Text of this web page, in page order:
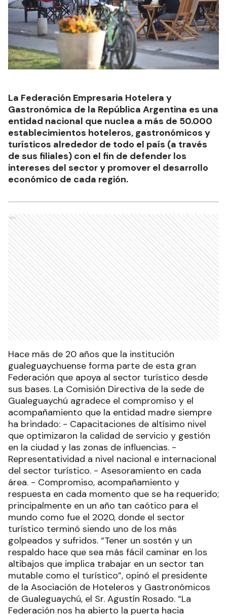
La Federación Empresaria Hotelera y
Gastronómica de la República Argentina es una
entidad nacional que nuclea a más de 50.000
establecimientos hoteleros, gastronómicos y
turísticos alrededor de todo el país (a través
de sus filiales) con el fin de defender los
intereses del sector y promover el desarrollo
económico de cada región.
Ads
Hace más de 20 años que la institución
gualeguaychuense forma parte de esta gran
Federación que apoya al sector turístico desde
sus bases. La Comisión Directiva de la sede de
Gualeguaychú agradece el compromiso y el
acompañamiento que la entidad madre siempre
ha brindado: - Capacitaciones de altísimo nivel
que optimizaron la calidad de servicio y gestión
en la ciudad y las zonas de influencias. -
Representatividad a nivel nacional e internacional
del sector turístico. - Asesoramiento en cada
área. - Compromiso, acompañamiento y
respuesta en cada momento que se ha requerido;
principalmente en un año tan caótico para el
mundo como fue el 2020, donde el sector
turístico terminó siendo uno de los más
golpeados y sufridos. “Tener un sostén y un
respaldo hace que sea más fácil caminar en los
altibajos que implica trabajar en un sector tan
mutable como el turístico”, opinó el presidente
de la Asociación de Hoteleros y Gastronómicos
de Gualeguaychú, el Sr. Agustín Rosado. “La
Federación nos ha abierto la puerta hacia